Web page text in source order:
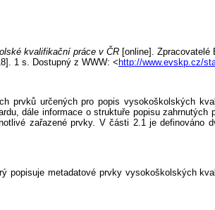
kvalifikační práce v ČR [online]. Zpracovatelé
1 s. Dostupný z WWW: < http://www.evskp.cz/
prvků určených pro popis vysokoškolských
dále informace o struktuře popisu
zařazené prvky. V části 2.1 je
popisuje metadatové prvky vysokoškolských